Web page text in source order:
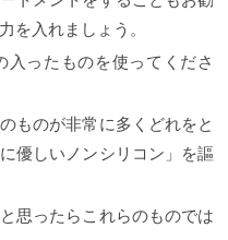
を入れましょう。
入ったものを使ってくださ
ものが非常に多くどれをと
優しいノンシリコン」を謳
思ったらこれらのものでは